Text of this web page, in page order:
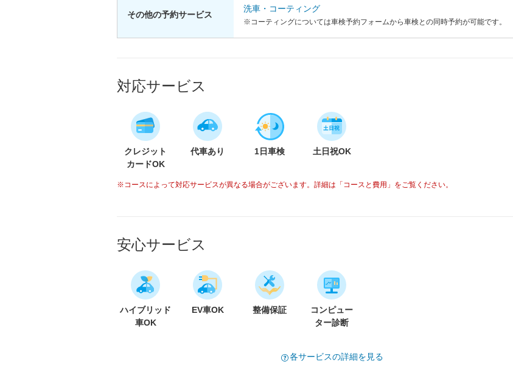
その他の予約サービス
洗車・コーティング
※コーティングについては車検予約フォームから車検との同時予約が可能です。
対応サービス
クレジット
カードOK
代車あり 1日車検 土日祝OK
※コースによって対応サービスが異なる場合がございます。詳細は「コースと費用」をご覧ください。
安心サービス
ハイブリッド
車OK
EV車OK 整備保証
コンピュー
ター診断
各サービスの詳細を見る